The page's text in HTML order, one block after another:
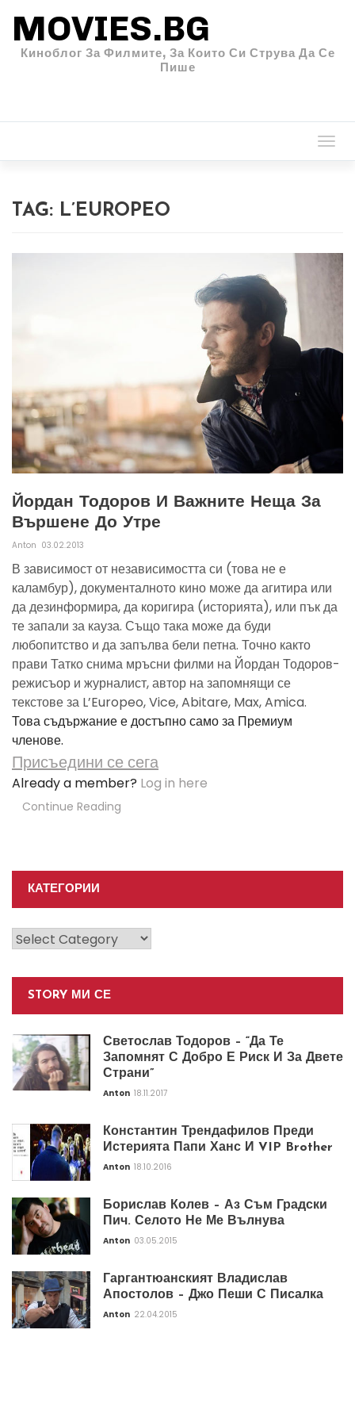
MOVIES.BG
Киноблог За Филмите, За Които Си Струва Да Се
Пише
TAG: L’EUROPEO
Йордан Тодоров И Важните Неща За
Вършене До Утре
Anton 03.02.2013
В зависимост от независимостта си (това не е
каламбур), документалното кино може да агитира или
да дезинформира, да коригира (историята), или пък да
те запали за кауза. Също така може да буди
любопитство и да запълва бели петна. Точно както
прави Татко снима мръсни филми на Йордан Тодоров-
режисъор и журналист, автор на запомнящи се
текстове за L’Europeo, Vice, Abitare, Max, Amica.
Това съдържание е достъпно само за Премиум
членове.
Присъедини се сега
Already a member? Log in here
Continue Reading
КАТЕГОРИИ
Категории
STORY МИ СЕ
Светослав Тодоров – “Да Те
Запомнят С Добро Е Риск И За Двете
Страни”
Anton 18.11.2017
Константин Трендафилов Преди
Истерията Папи Ханс И VIP Brother
Anton 18.10.2016
Борислав Колев – Аз Съм Градски
Пич. Селото Не Ме Вълнува
Anton 03.05.2015
Гаргантюанският Владислав
Апостолов – Джо Пеши С Писалка
Anton 22.04.2015